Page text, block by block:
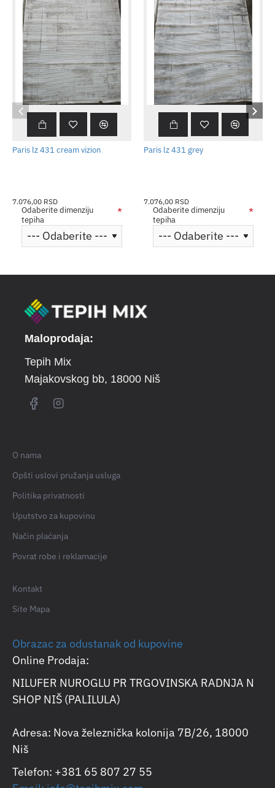
Paris lz 431 cream vizion
7.076,00 RSD
Odaberite dimenziju
tepiha
Paris lz 431 grey
7.076,00 RSD
Odaberite dimenziju
tepiha
Maloprodaja:
Tepih Mix
Majakovskog bb, 18000 Niš
O nama
Opšti uslovi pružanja usluga
Politika privatnosti
Uputstvo za kupovinu
Način plaćanja
Povrat robe i reklamacije
Kontakt
Site Mapa
Obrazac za odustanak od kupovine
Online Prodaja:
NILUFER NUROGLU PR TRGOVINSKA RADNJA N
SHOP NIŠ (PALILULA)
Adresa: Nova železnička kolonija 7B/26, 18000
Niš
Telefon: +381 65 807 27 55